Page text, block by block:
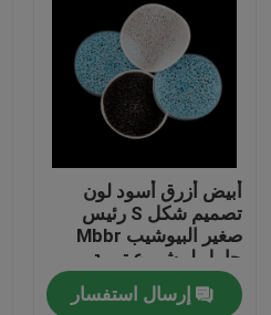
منتجات
معلومات عنا
جولة في المعمل
مراقبة الجودة
أبيض أزرق أسود لون
تصميم شكل S رئيس
صغير البيوشيب Mbbr
حامل لمشروع تربية
الأحياء المائية
إرسال استفسار